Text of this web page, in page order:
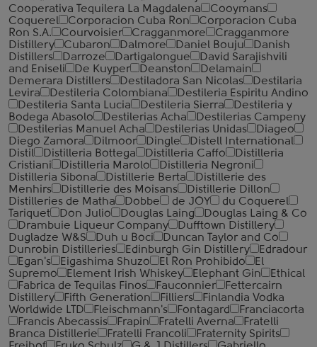
Cooperativa Tequilera La Magdalena
Cooymans
Coquerel
Corporacion Cuba Ron
Corporacion Cuba
Ron S.A.
Courvoisier Cragganmore
Cragganmore
Distillery
Cubaron Dalmore Daniel Bouju
Danish
Distillers
Darroze Dartigalongue
David Sarajishvili
and Eniseli
De Kuyper Deanston
Delamain
Demerara Distillers
Destiladora San Nicolas
Destilaria
Levira
Destileria Colombiana
Destileria Espiritu Andino
Destileria Santa Lucia
Destileria Sierra
Destileria y
Bodega Abasolo
Destilerias Acha
Destilerias Campeny
Destilerias Manuel Acha
Destilerias Unidas
Diageo
Diego Zamora
Dilmoor Dingle
Distell International
Distil
Distilleria Bottega Distilleria Caffo
Distilleria
Cristiani
Distilleria Marolo
Distilleria Negroni
Distilleria Sibona
Distillerie Berta
Distillerie des
Menhirs
Distillerie des Moisans
Distillerie Dillon
Distilleries de Matha
Dobbe de JOY
du Coquerel
Tariquet
Don Julio Douglas Laing
Douglas Laing & Co
Drambuie Liqueur Company
Dufftown Distillery
Dugladze W&S
Duh u Boci
Duncan Taylor and Co
Dunrobin Distilleries
Edinburgh Gin Distillery
Edradour
Egan's
Eigashima Shuzo El Ron Prohibido
El
Supremo
Element Irish Whiskey Elephant Gin
Ethical
Fabrica de Tequilas Finos
Fauconnier
Fettercairn
Distillery
Fifth Generation Filliers
Finlandia Vodka
Worldwide LTD
Fleischmann's Fontagard
Franciacorta
Francis Abecassis
Frapin Fratelli Averna
Fratelli
Branca Distillerie
Fratelli ‎Francoli
Fraternity Spirits